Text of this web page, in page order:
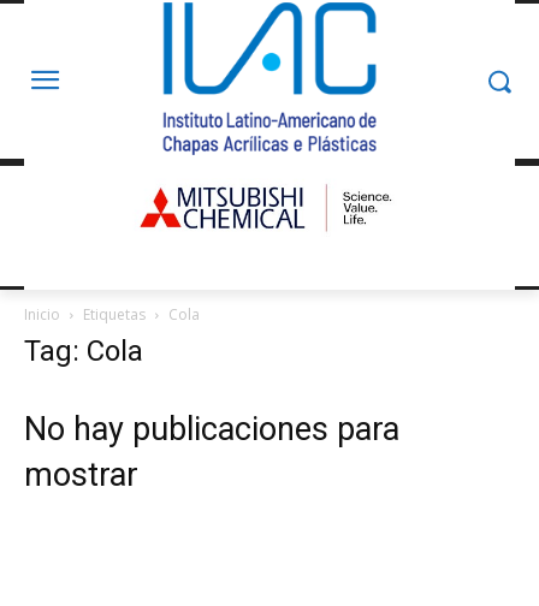
Inicio Etiquetas Cola
Tag: Cola
No hay publicaciones para
mostrar